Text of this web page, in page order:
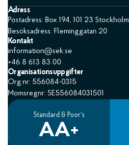
Adress
Postadress: Box 194, 101 23 Stockholm
Besöksadress: Fleminggatan 20
Kontakt
information@sek.se
+46 8 613 83 00
Organisationsuppgifter
Org.nr: 556084-0315
Momsregnr: SE556084031501
Standard & Poor’s
AA+